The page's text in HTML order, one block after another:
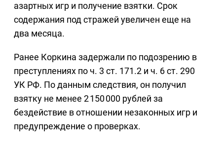
азартных игр и получение взятки. Срок
содержания под стражей увеличен еще на
два месяца.
Ранее Коркина задержали по подозрению в
преступлениях по ч. 3 ст. 171.2 и ч. 6 ст. 290
УК РФ. По данным следствия, он получил
взятку не менее 2 150 000 рублей за
бездействие в отношении незаконных игр и
предупреждение о проверках.